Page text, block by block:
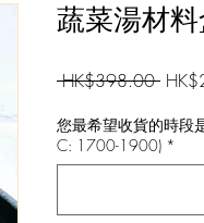
蔬菜湯材
HK$398.00 一
價
格
您最希望收貨的時
C: 1700-1900) *